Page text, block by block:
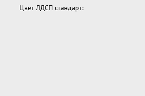
Цвет ЛДСП стандарт: